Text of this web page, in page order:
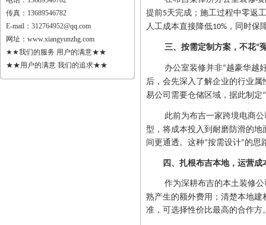
传真：13689546782
E-mail： 312764952@qq.com
网址： www.xiangyunzhg.com
★★我们的服务 用户的满意★★
★★用户的满意 我们的追求★★
提前5天完成；施工过程中零返
人工成本直接降低10% ，同时保
三、按需定制方案，不花“
办公室装修并非“越豪华越
后，会先深入了解企业的行业
易公司需要仓储区域，据此制定“
此前为布吉一家跨境电商
型，将成本投入到耐磨防滑的
间更通透。这种“按需设计”的思
四、扎根布吉本地，运营成
作为深耕布吉的本土装修
熟产生的额外费用；清楚本地
准，可选择性价比最高的合作方